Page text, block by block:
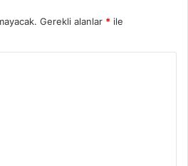
Gerekli alanlar * ile